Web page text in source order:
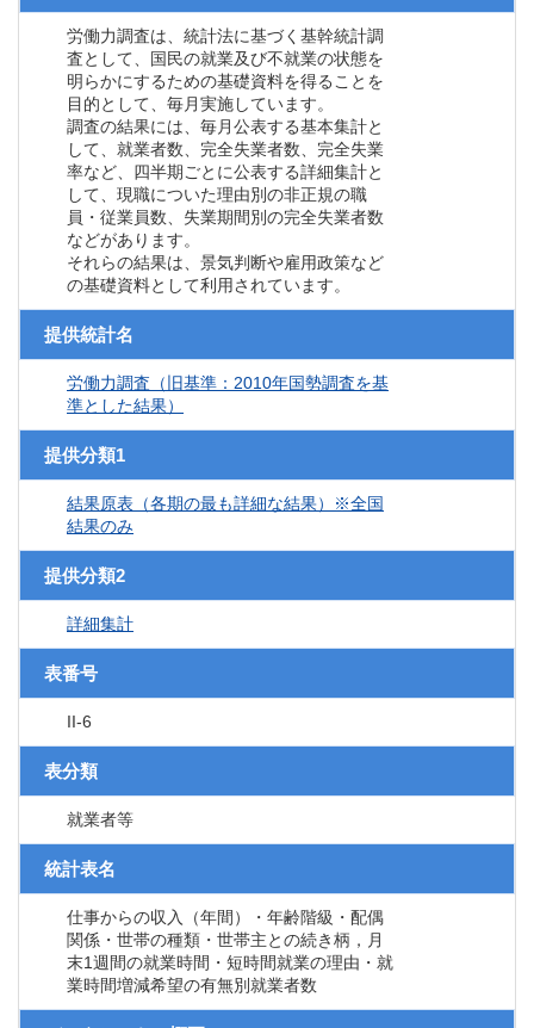
労働力調査は、統計法に基づく基幹統計調
査として、国民の就業及び不就業の状態を
明らかにするための基礎資料を得ることを
目的として、毎月実施しています。
調査の結果には、毎月公表する基本集計と
して、就業者数、完全失業者数、完全失業
率など、四半期ごとに公表する詳細集計と
して、現職についた理由別の非正規の職
員・従業員数、失業期間別の完全失業者数
などがあります。
それらの結果は、景気判断や雇用政策など
の基礎資料として利用されています。
提供統計名
労働力調査（旧基準：2010年国勢調査を基
準とした結果）
提供分類1
結果原表（各期の最も詳細な結果）※全国
結果のみ
提供分類2
詳細集計
表番号
II-6
表分類
就業者等
統計表名
仕事からの収入（年間）・年齢階級・配偶
関係・世帯の種類・世帯主との続き柄，月
末1週間の就業時間・短時間就業の理由・就
業時間増減希望の有無別就業者数